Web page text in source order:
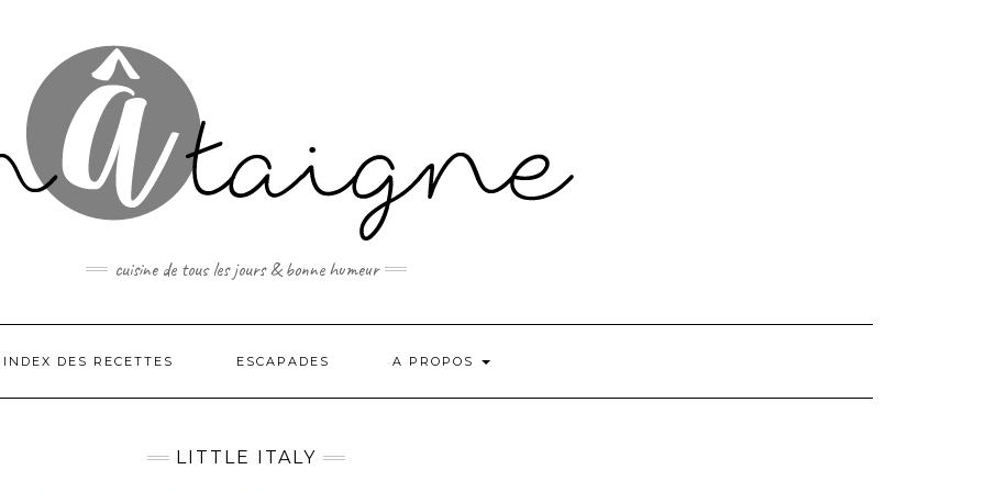
cuisine de tous les jours & bonne humeur
INDEX DES RECETTES ESCAPADES A PROPOS
LITTLE ITALY